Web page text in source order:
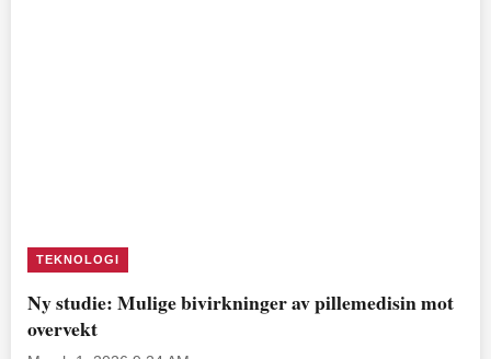
TEKNOLOGI
Ny studie: Mulige bivirkninger av pillemedisin mot
overvekt